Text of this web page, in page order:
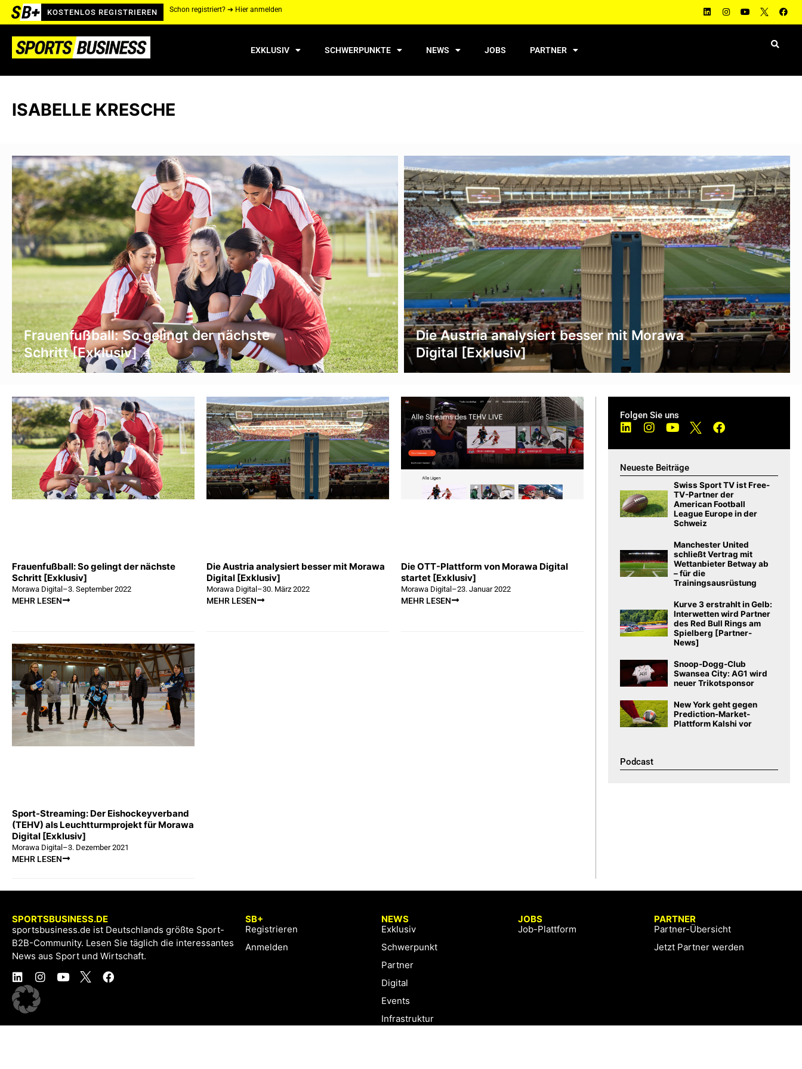
KOSTENLOS REGISTRIEREN Schon registriert? ➔ Hier anmelden
EXKLUSIV SCHWERPUNKTE NEWS JOBS PARTNER
ISABELLE KRESCHE
Frauenfußball: So gelingt der nächste
Schritt [Exklusiv]
Die Austria analysiert besser mit Morawa
Digital [Exklusiv]
Frauenfußball: So gelingt der nächste
Schritt [Exklusiv]
Morawa Digital–3. September 2022
MEHR LESEN
Die Austria analysiert besser mit Morawa
Digital [Exklusiv]
Morawa Digital–30. März 2022
MEHR LESEN
Die OTT-Plattform von Morawa Digital
startet [Exklusiv]
Morawa Digital–23. Januar 2022
MEHR LESEN
Sport-Streaming: Der Eishockeyverband
(TEHV) als Leuchtturmprojekt für Morawa
Digital [Exklusiv]
Morawa Digital–3. Dezember 2021
MEHR LESEN
Folgen Sie uns
Neueste Beiträge
Swiss Sport TV ist Free-
TV-Partner der
American Football
League Europe in der
Schweiz
Manchester United
schließt Vertrag mit
Wettanbieter Betway ab
– für die
Trainingsausrüstung
Kurve 3 erstrahlt in Gelb:
Interwetten wird Partner
des Red Bull Rings am
Spielberg [Partner-
News]
Snoop-Dogg-Club
Swansea City: AG1 wird
neuer Trikotsponsor
New York geht gegen
Prediction-Market-
Plattform Kalshi vor
Podcast​
SPORTSBUSINESS.DE
sportsbusiness.de ist Deutschlands größte Sport-
B2B-Community. Lesen Sie täglich die interessantes
News aus Sport und Wirtschaft.
SB+
Registrieren
Anmelden
NEWS
Exklusiv
Schwerpunkt
Partner
Digital
Events
Infrastruktur
JOBS
Job-Plattform
PARTNER
Partner-Übersicht
Jetzt Partner werden